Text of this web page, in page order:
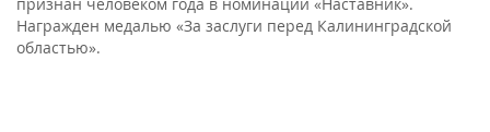
Награжден медалью «За заслуги перед Калининградской
областью».